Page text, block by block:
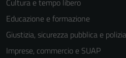
Cultura e tempo libero
Educazione e formazione
Giustizia, sicurezza pubblica e
Imprese, commercio e SUAP